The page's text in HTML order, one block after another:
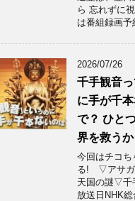
ら 忘れずに
は番組録画
2026/07/26
千手観音
に手が千
で？ ひと
界を救うか
今回はチコち
る! ▽アサガ
天国の謎▽
放送日NHK